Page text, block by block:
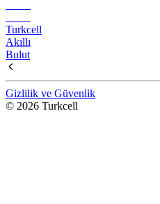
Turkcell
Akıllı
Bulut
Gizlilik ve Güvenlik
© 2026 Turkcell